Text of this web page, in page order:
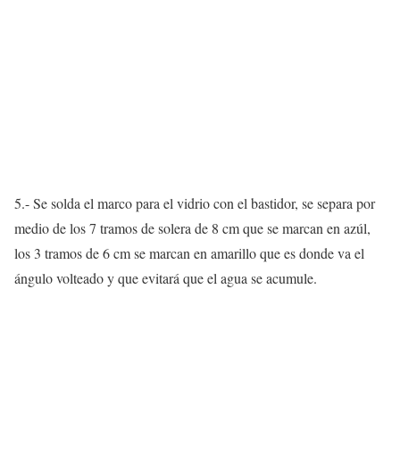
5.- Se solda el marco para el vidrio con el bastidor, se separa por
medio de los 7 tramos de solera de 8 cm que se marcan en azúl,
los 3 tramos de 6 cm se marcan en amarillo que es donde va el
ángulo volteado y que evitará que el agua se acumule.